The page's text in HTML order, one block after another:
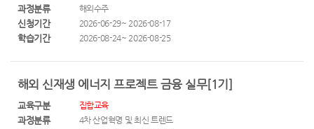
과정분류 해외수주
신청기간 2026-06-29~ 2026-08-17
학습기간 2026-08-24~ 2026-08-25
해외 신재생 에너지 프로젝트 금융 실무[1기]
교육구분 집합교육
과정분류 4차 산업혁명 및 최신 트렌드